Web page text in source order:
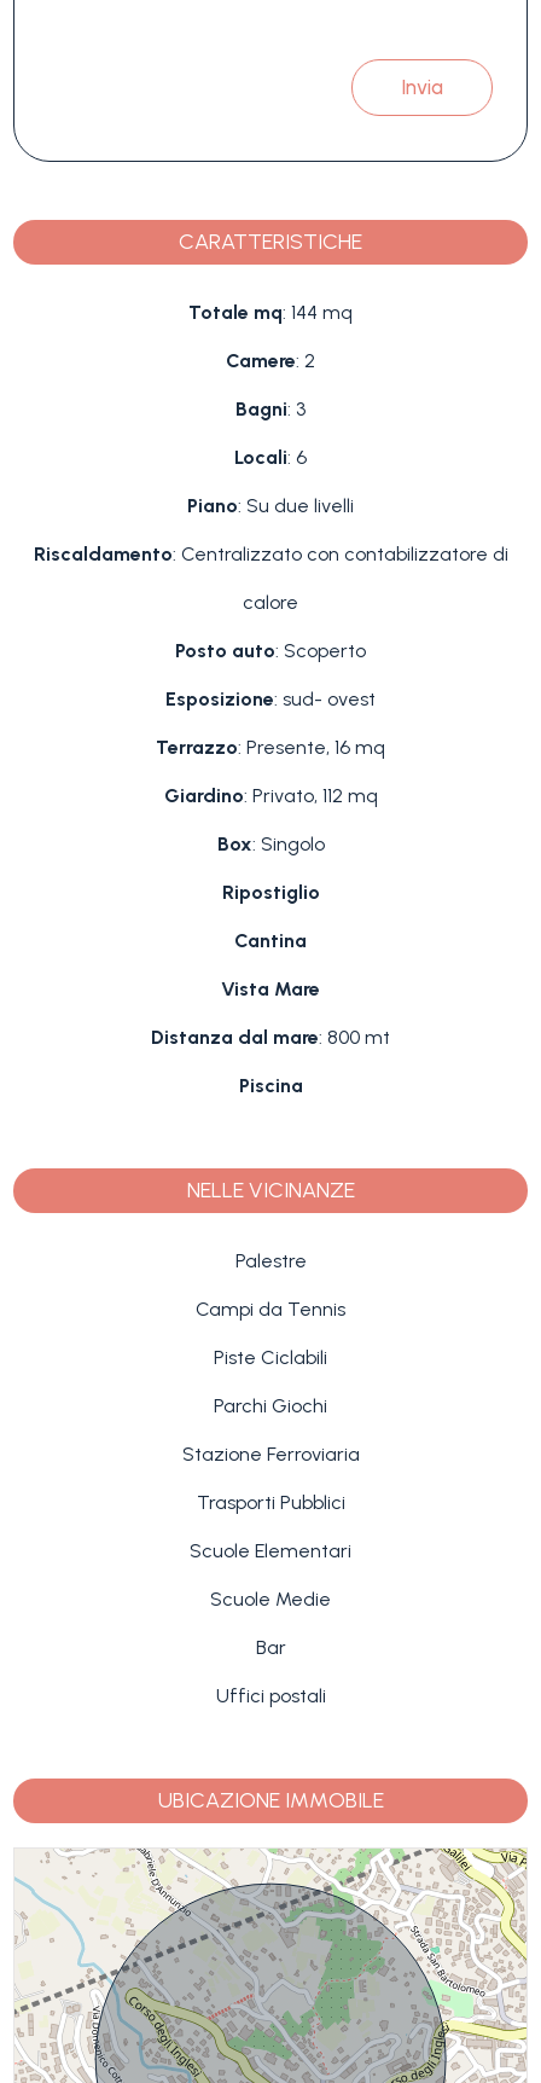
Invia
CARATTERISTICHE
Totale mq: 144 mq
Camere: 2
Bagni: 3
Locali: 6
Piano: Su due livelli
Riscaldamento: Centralizzato con contabilizzatore di
calore
Posto auto: Scoperto
Esposizione: sud- ovest
Terrazzo: Presente, 16 mq
Giardino: Privato, 112 mq
Box: Singolo
Ripostiglio
Cantina
Vista Mare
Distanza dal mare: 800 mt
Piscina
NELLE VICINANZE
Palestre
Campi da Tennis
Piste Ciclabili
Parchi Giochi
Stazione Ferroviaria
Trasporti Pubblici
Scuole Elementari
Scuole Medie
Bar
Uffici postali
UBICAZIONE IMMOBILE